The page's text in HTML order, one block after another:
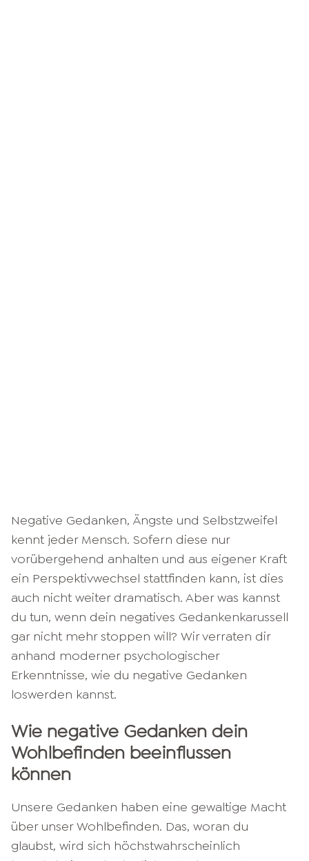
Negative Gedanken, Ängste und Selbstzweifel
kennt jeder Mensch. Sofern diese nur
vorübergehend anhalten und aus eigener Kraft
ein Perspektivwechsel stattfinden kann, ist dies
auch nicht weiter dramatisch. Aber was kannst
du tun, wenn dein negatives Gedankenkarussell
gar nicht mehr stoppen will? Wir verraten dir
anhand moderner psychologischer
Erkenntnisse, wie du negative Gedanken
loswerden kannst.
Wie negative Gedanken dein
Wohlbefinden beeinflussen
können
Unsere Gedanken haben eine gewaltige Macht
über unser Wohlbefinden. Das, woran du
glaubst, wird sich höchstwahrscheinlich